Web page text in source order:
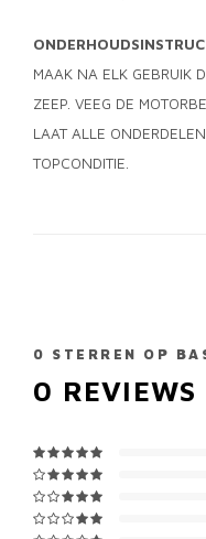
MAAK NA ELK GEBRUIK
ZEEP. VEEG DE
LAAT ALLE
TOPCONDITIE.
0 STERREN OP
0 REVIEWS